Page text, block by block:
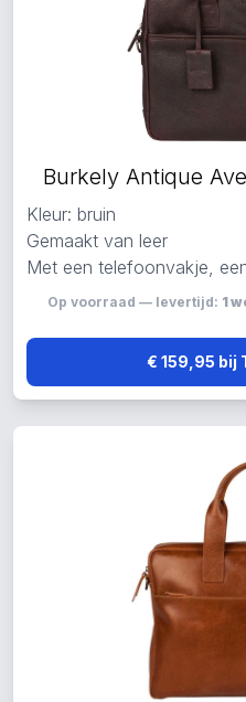
Burkely Antique
Kleur: bruin
Gemaakt van leer
Met een telefoonvakje,
Op voorraad — levertijd: 1
€ 159,95 bij